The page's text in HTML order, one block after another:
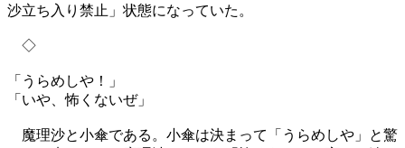
沙立ち入り禁止」状態になっていた。
◇
「うらめしや！」
「いや、怖くないぜ」
魔理沙と小傘である。小傘は決まって「うらめしや」と驚